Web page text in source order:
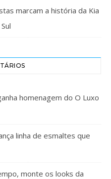
marcam a história da Kia
homenagem do O Luxo
linha de esmaltes que
monte os looks da